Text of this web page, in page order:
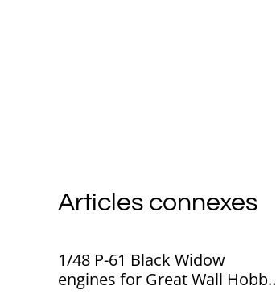
Articles connexes
1/48 P-61 Black Widow
engines for Great Wall Hobby